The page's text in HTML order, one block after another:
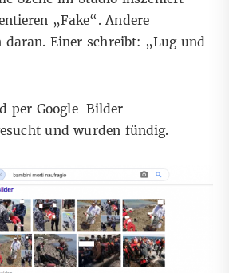
„Fake“. Andere
daran. Einer schreibt: „Lug und
per Google-Bilder-
und wurden fündig.